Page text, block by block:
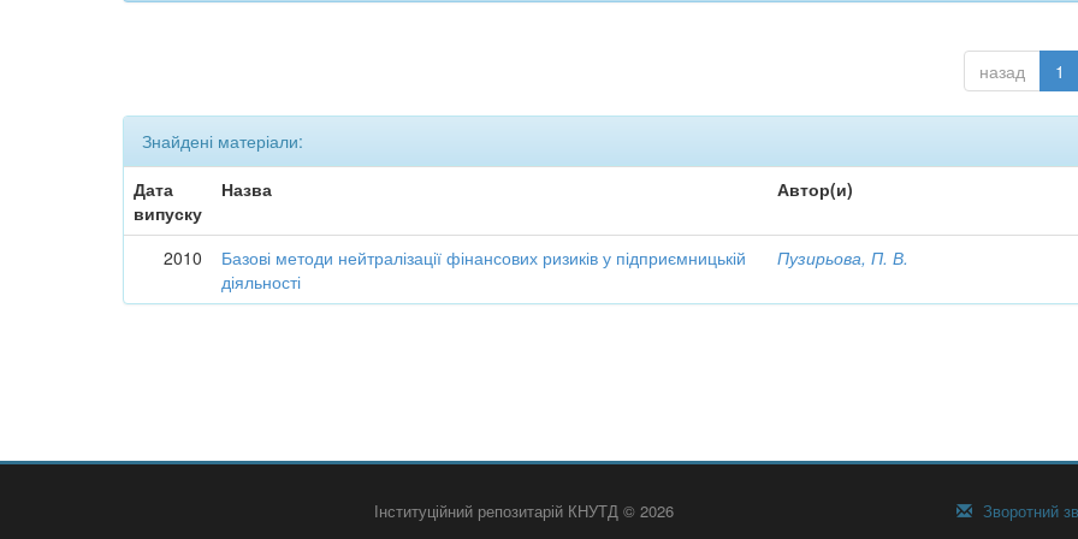
назад 1
Знайдені матеріали:
Дата
випуску
Назва Автор(и)
2010
Базові методи нейтралізації фінансових ризиків у підприємницькій
діяльності
Пузирьова, П. В.
Інституційний репозитарій КНУТД © 2026 Зворотний